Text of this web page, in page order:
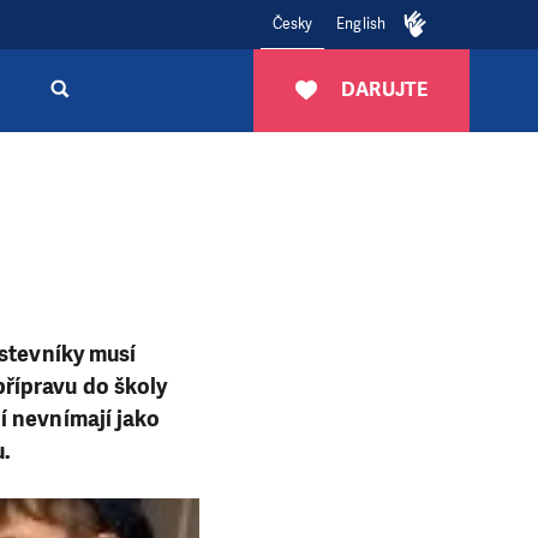
Česky English
DARUJTE
musí
do školy
nevnímají jako